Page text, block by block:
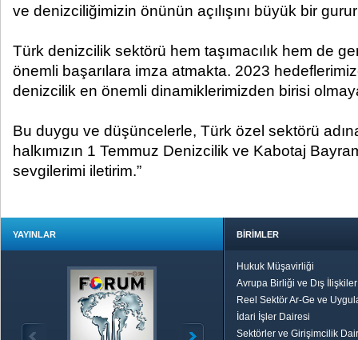
ve denizciliğimizin önünün açılışını büyük bir
Türk denizcilik sektörü hem taşımacılık hem de
önemli başarılara imza atmakta. 2023
denizcilik en önemli dinamiklerimizden birisi
Bu duygu ve düşüncelerle, Türk özel sektörü
halkımızın 1 Temmuz Denizcilik ve Kabotaj
sevgilerimi iletirim.”
YAYINLAR BİRİMLER
Hukuk Müşavirliği
Avrupa Birliği ve Dış
Reel Sektör Ar-Ge ve
İdari İşler Dairesi
Sektörler ve Girişimcilik